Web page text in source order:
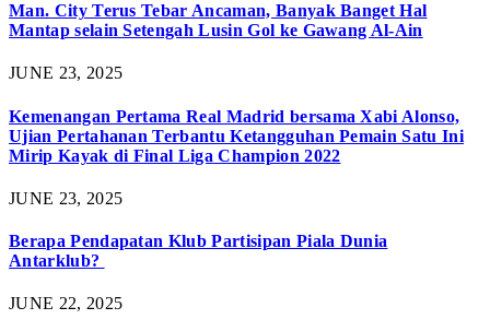
Man. City Terus Tebar Ancaman, Banyak Banget Hal
Mantap selain Setengah Lusin Gol ke Gawang Al-Ain
JUNE 23, 2025
Kemenangan Pertama Real Madrid bersama Xabi Alonso,
Ujian Pertahanan Terbantu Ketangguhan Pemain Satu Ini
Mirip Kayak di Final Liga Champion 2022
JUNE 23, 2025
Berapa Pendapatan Klub Partisipan Piala Dunia
Antarklub?
JUNE 22, 2025